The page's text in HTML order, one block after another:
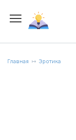
содержанию
Главная Эротика